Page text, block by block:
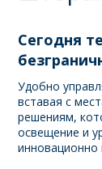
Сегодня
Удобно
вставая с
решениям,
освещение и
инновационно